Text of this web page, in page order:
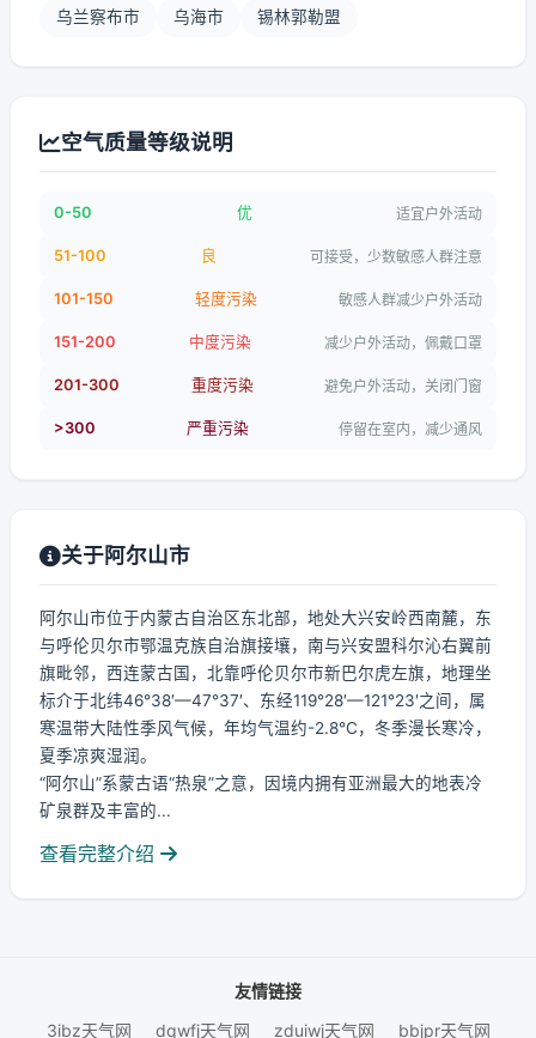
乌兰察布市 乌海市 锡林郭勒盟
空气质量等级说明
0-50 优 适宜户外活动
51-100 良 可接受，少数敏感人群注意
101-150 轻度污染 敏感人群减少户外活动
151-200 中度污染 减少户外活动，佩戴口罩
201-300 重度污染 避免户外活动，关闭门窗
>300 严重污染 停留在室内，减少通风
关于阿尔山市
阿尔山市位于内蒙古自治区东北部，地处大兴安岭西南麓，东
与呼伦贝尔市鄂温克族自治旗接壤，南与兴安盟科尔沁右翼前
旗毗邻，西连蒙古国，北靠呼伦贝尔市新巴尔虎左旗，地理坐
标介于北纬46°38′—47°37′、东经119°28′—121°23′之间，属
寒温带大陆性季风气候，年均气温约-2.8℃，冬季漫长寒冷，
夏季凉爽湿润。
“阿尔山”系蒙古语“热泉”之意，因境内拥有亚洲最大的地表冷
矿泉群及丰富的...
查看完整介绍
友情链接
3ibz天气网
dqwfj天气网 zduiwj天气网 bbjpr天气网